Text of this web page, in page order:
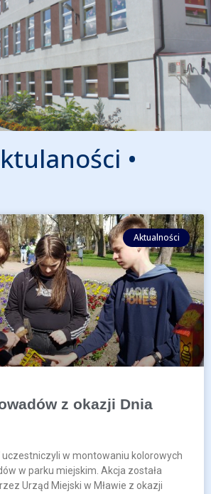
ktulaności •
Aktualności
z okazji Dnia
uczestniczyli w montowaniu kolorowych
w parku miejskim. Akcja została
Urząd Miejski w Mławie z okazji